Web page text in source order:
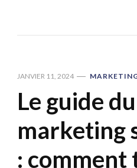
JANVIER 11, 2024
Le guide du
marketing
: comment